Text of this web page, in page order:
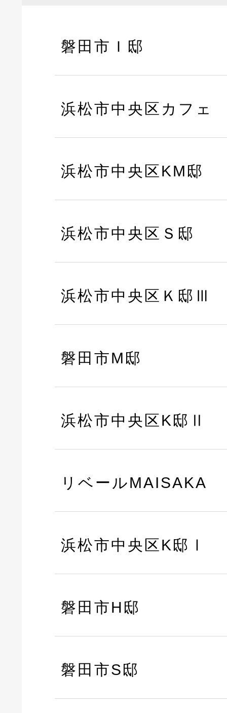
磐田市Ｉ邸
浜松市中央区カフェ
浜松市中央区KM邸
浜松市中央区Ｓ邸
浜松市中央区Ｋ邸Ⅲ
磐田市M邸
浜松市中央区K邸Ⅱ
リベールMAISAKA
浜松市中央区K邸Ⅰ
磐田市H邸
磐田市S邸